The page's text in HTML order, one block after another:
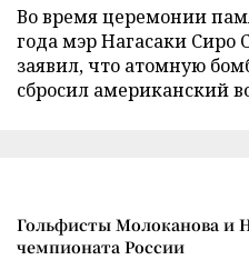
Во время церемонии
года мэр Нагасаки Сиро
заявил, что атомную
сбросил американский
Гольфисты Молоканова и
чемпионата России